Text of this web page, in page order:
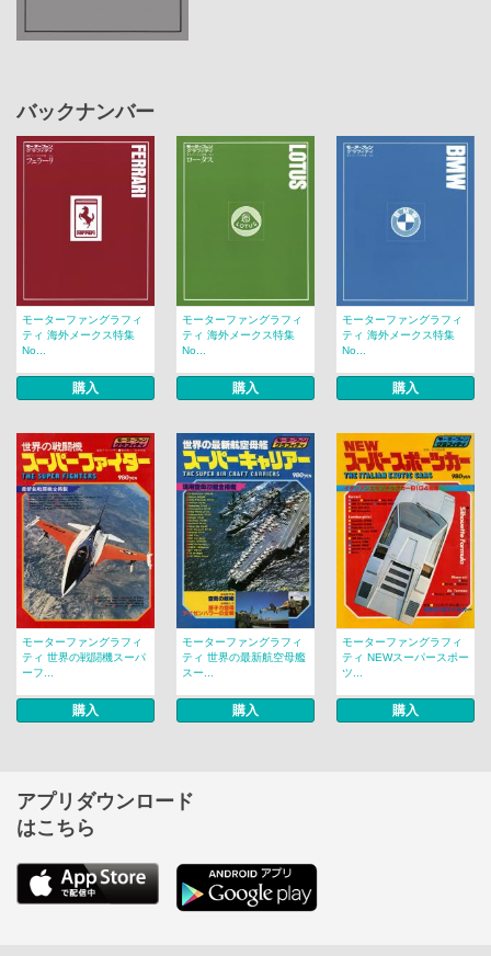
バックナンバー
モーターファングラフィ
ティ 海外メークス特集
No...
購入
モーターファングラフィ
ティ 海外メークス特集
No...
購入
モーターファングラフィ
ティ 海外メークス特集
No...
購入
モーターファングラフィ
ティ 世界の戦闘機スーパ
ーフ...
購入
モーターファングラフィ
ティ 世界の最新航空母艦
スー...
購入
モーターファングラフィ
ティ NEWスーパースポー
ツ...
購入
アプリダウンロード
はこちら